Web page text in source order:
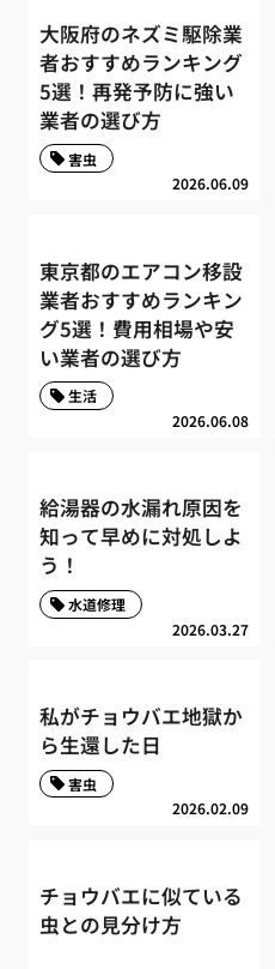
大阪府のネズミ駆除業
者おすすめランキング
5選！再発予防に強い
業者の選び方
2026.06.09
害虫
東京都のエアコン移設
業者おすすめランキン
グ5選！費用相場や安
い業者の選び方
2026.06.08
生活
給湯器の水漏れ原因を
知って早めに対処しよ
う！
2026.03.27
水道修理
私がチョウバエ地獄か
ら生還した日
2026.02.09
害虫
チョウバエに似ている
虫との見分け方